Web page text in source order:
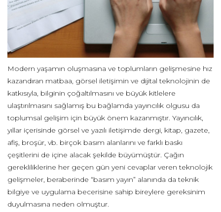
Modern yaşamın oluşmasına ve toplumların gelişmesine hız
kazandıran matbaa, görsel iletişimin ve dijital teknolojinin de
katkısıyla, bilginin çoğaltılmasını ve büyük kitlelere
ulaştırılmasını sağlamış bu bağlamda yayıncılık olgusu da
toplumsal gelişim için büyük önem kazanmıştır. Yayıncılık,
yıllar içerisinde görsel ve yazılı iletişimde dergi, kitap, gazete,
afiş, broşür, vb. birçok basım alanlarını ve farklı baskı
çeşitlerini de içine alacak şekilde büyümüştür. Çağın
gerekliliklerine her geçen gün yeni cevaplar veren teknolojik
gelişmeler, beraberinde “basım yayın” alanında da teknik
bilgiye ve uygulama becerisine sahip bireylere gereksinim
duyulmasına neden olmuştur.